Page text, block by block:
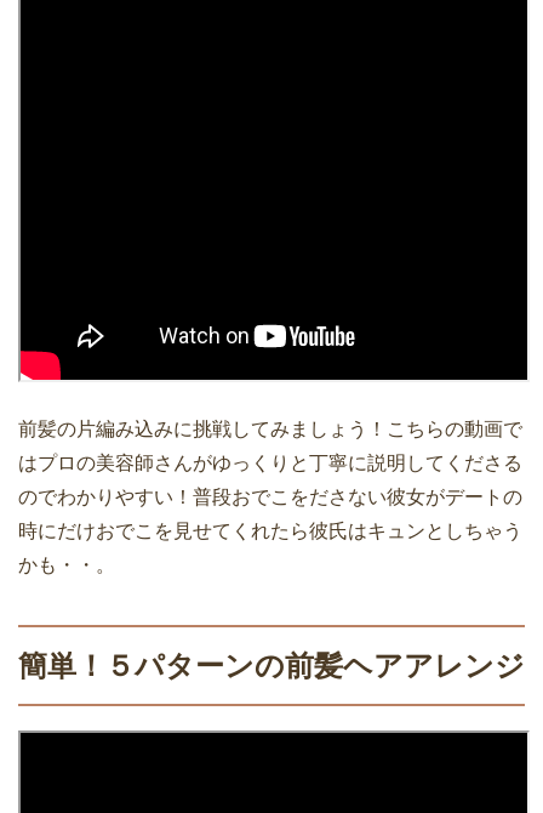
前髪の片編み込みに挑戦してみましょう！こちらの動画で
はプロの美容師さんがゆっくりと丁寧に説明してくださる
のでわかりやすい！普段おでこをださない彼女がデートの
時にだけおでこを見せてくれたら彼氏はキュンとしちゃう
かも・・。
簡単！５パターンの前髪ヘアアレンジ